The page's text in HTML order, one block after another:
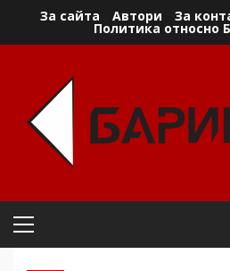
За сайта Автори За
Политика относно
Primary